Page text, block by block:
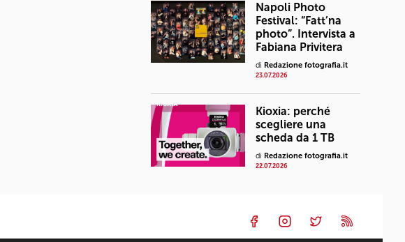
Napoli Photo
Festival: “Fatt’na
photo”. Intervista a
Fabiana Privitera
di Redazione fotografia.it
23.07.2026
Kioxia: perché
scegliere una
scheda da 1 TB
di Redazione fotografia.it
22.07.2026